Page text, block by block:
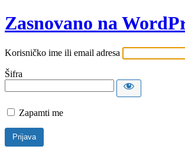
Zasnovano na
Korisničko ime ili email adresa
Šifra
Zapamti me